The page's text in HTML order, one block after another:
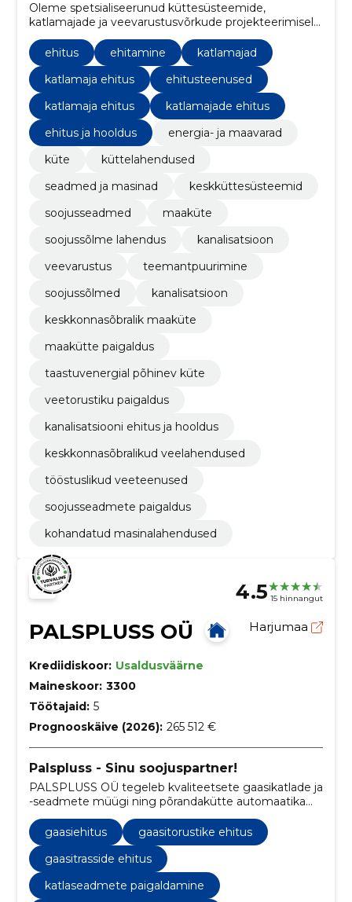
Oleme spetsialiseerunud küttesüsteemide,
katlamajade ja veevarustusvõrkude projekteerimisele,
ehitamisele ja hooldusele, tagades klientidele tõhusa
energiakasutuse ja mugavuse.
ehitus ehitamine
katlamajad
katlamaja ehitus
ehitusteenused
katlamaja ehitus
katlamajade ehitus
ehitus ja hooldus
energia- ja maavarad
küte
küttelahendused
seadmed ja masinad
keskküttesüsteemid
soojusseadmed
maaküte
soojussõlme lahendus
kanalisatsioon
veevarustus
teemantpuurimine
soojussõlmed
kanalisatsioon
keskkonnasõbralik maaküte
maakütte paigaldus
taastuvenergial põhinev küte
veetorustiku paigaldus
kanalisatsiooni ehitus ja hooldus
keskkonnasõbralikud veelahendused
tööstuslikud veeteenused
soojusseadmete paigaldus
kohandatud masinalahendused
4.5 15 hinnangut
PALSPLUSS OÜ Harjumaa
Krediidiskoor: Usaldusväärne
Maineskoor: 3300
Töötajaid: 5
Prognooskäive (2026): 265 512 €
Palspluss - Sinu soojuspartner!
PALSPLUSS OÜ tegeleb kvaliteetsete gaasikatlade ja
-seadmete müügi ning põrandakütte automaatika
pakkumisega, samuti teostab nad gaasiseadmete
paigaldus- ja remonttöid ning katlaruumide
teenindamist.
gaasiehitus
gaasitorustike ehitus
gaasitrasside ehitus
katlaseadmete paigaldamine